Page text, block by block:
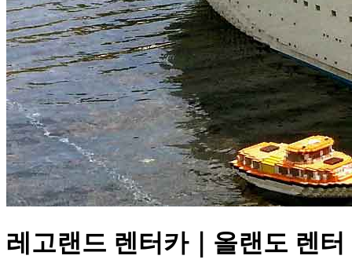
레고랜드 렌터카｜올랜도 렌터